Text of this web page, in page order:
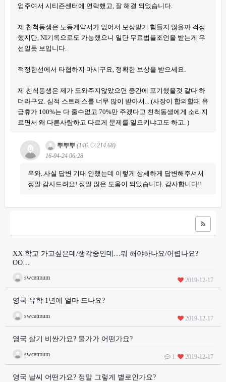
업주여서 시티즌센터에 연락했고, 잘 해결 되었습니다.
제 친척동생은 노동계약서가 없어서 보상받기 힘들지 않을까 걱정
했지만, NI기록으로도 가능했으니 일단 무료법률조언을 받는게 우
선일듯 보입니다.
적정한선에서 타협하지 마시구요, 정확한 보상을 받으세요.
제 친척동생은 제가 도와주지않았으면 중간에 포기했을것 같다 하
더라구요. 심적 스트레스를 너무 많이 받아서... (사장이 합의할때 유
급휴가 100%는 다 줄수없고 70%만 주겠다고 친척동생에게 소리지
르면서 왜 다른사람하고 다르게 문제를 일으키냐고도 하고. )
뿌뿌뿌 (146.♡.214.68)
16-04-24 06:28
우와..사실 답변 기대 안했는데 이렇게 상세하게 답변해주셔서
정말 감사드려요! 정말 많은 도움이 되었습니다. 감사합니다!!
XX 학교 가고싶은데/생각중인데…뭐 해야하나요/어렵나요?
OO…
swcatmum 2019-12-17
영국 유학 1년에 얼마 드나요?
swcatmum 2019-12-17
영국 살기 비싼가요? 물가가 어떤가요?
swcatmum 1 2019-12-17
영국 날씨 어떤가요? 정말 그렇게 별로인가요?